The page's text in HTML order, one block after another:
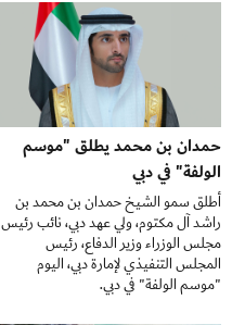
حمدان بن محمد يطلق "موسم
الولفة" في دبي
أطلق سمو الشيخ حمدان بن محمد بن
راشد آل مكتوم، ولي عهد دبي، نائب رئيس
مجلس الوزراء وزير الدفاع، رئيس
المجلس التنفيذي لإمارة دبي، اليوم
"موسم الولفة" في دبي.